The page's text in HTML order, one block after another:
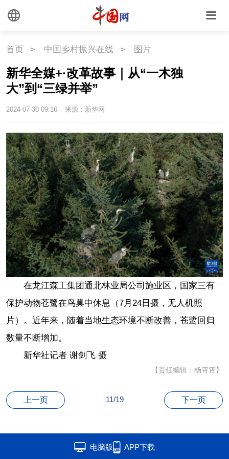
时尚 旅游
悦读 民藏 中医
中国瓷
国情
国情 助残 一带一路
海洋 草原 湾区
联盟 心理 老年
首页 > 中国乡村振兴在线 > 图片
新华全媒+·改革故事｜从“一木独
大”到“三绿并举”
2024-07-30 09:16 来源：新华网
在龙江森工集团通北林业局公司施业区，国家三有
保护动物苍鹭在鸟巢中休息（7月24日摄，无人机照
片）。近年来，随着当地生态环境不断改善，苍鹭回归
数量不断增加。
新华社记者 谢剑飞 摄
【责任编辑：杨霄霄】
上一页 11/19 下一页
电脑版 APP下载